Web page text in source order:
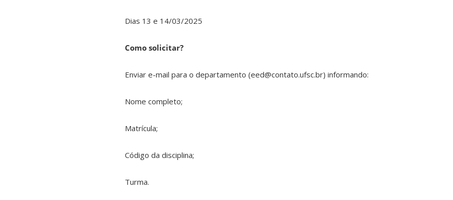
Dias 13 e 14/03/2025
Como solicitar?
Enviar e-mail para o departamento (eed@contato.ufsc.br) informando:
Nome completo;
Matrícula;
Código da disciplina;
Turma.